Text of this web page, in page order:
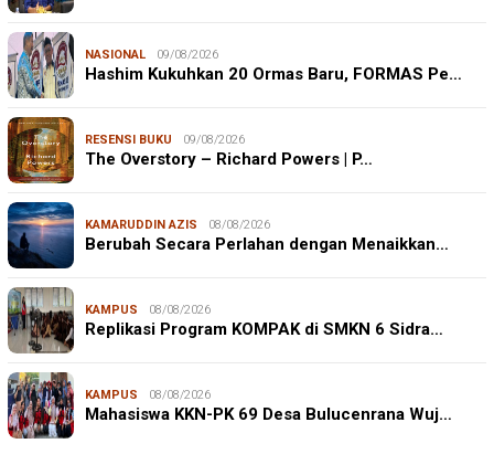
NASIONAL 09/08/2026
Hashim Kukuhkan 20 Ormas Baru, FORMAS Pe…
RESENSI BUKU 09/08/2026
The Overstory – Richard Powers | P…
KAMARUDDIN AZIS 08/08/2026
Berubah Secara Perlahan dengan Menaikkan…
KAMPUS 08/08/2026
Replikasi Program KOMPAK di SMKN 6 Sidra…
KAMPUS 08/08/2026
Mahasiswa KKN-PK 69 Desa Bulucenrana Wuj…